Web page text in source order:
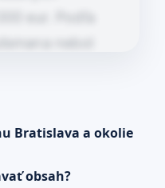
Bratislava a okolie
obsah?